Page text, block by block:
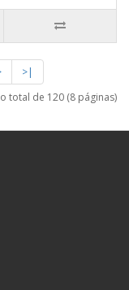
>|
total de 120 (8 páginas)